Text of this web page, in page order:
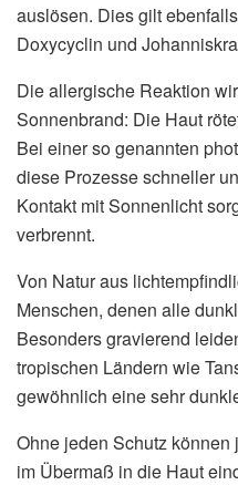
auslösen. Dies gilt
Doxycyclin und
Die allergische Reaktion
Sonnenbrand: Die Haut
Bei einer so genannten
diese Prozesse schneller
Kontakt mit Sonnenlicht
verbrennt.
Von Natur aus
Menschen, denen alle
Besonders gravierend
tropischen Ländern wie
gewöhnlich eine sehr
Ohne jeden Schutz können
im Übermaß in die Haut